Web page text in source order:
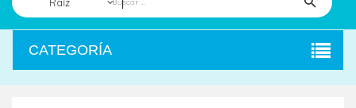
Raíz
CATEGORÍA